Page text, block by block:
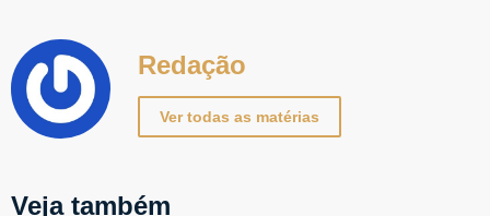
Redação
Ver todas as matérias
Veja também